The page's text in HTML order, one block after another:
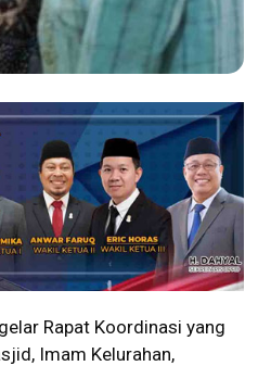
Rapat Koordinasi yang
Imam Kelurahan,